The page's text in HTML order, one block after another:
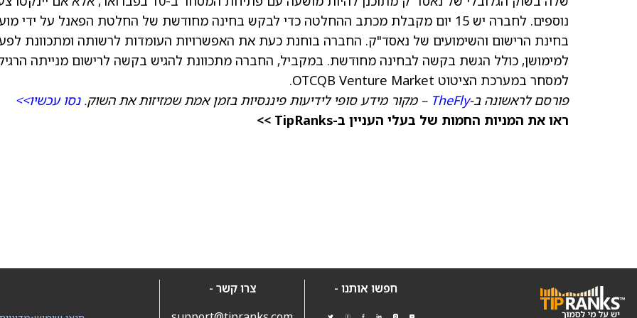
נוספים. לחברה יש 15 יום מקבלת מכתב ההחלטה כדי לבקש בחינה מחודשת של החלטת הפאנל על ידי
בחינת הרישום והשימועים של נאסד"ק. החברה בוחנת כעת את האפשרויות העומדות לרשותה ומתכוונת
למימושן, כולל הגשת בקשה לבחינה מחודשת. במקביל, החברה מתכוונת להגיש בקשה לרישום מנייתה
למסחר במערכת הציטוט OTCQB Venture Market.
פורסם לראשונה ב-TheFly – מקור מידע סופי לידיעות פיננסיות בזמן אמת שמזיזות את השוק.נסו עכשיו>>
ראו את המניות החמות של בעלי העניין ב-TipRanks >>
חפשו אותנו -
צרו קשר -